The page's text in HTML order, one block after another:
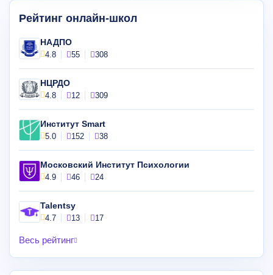
Рейтинг онлайн-школ
НАДПО
4.8 55 308
НЦРДО
4.8 12 309
Институт Smart
5.0 152 38
Московский Институт Психологии
4.9 46 24
Talentsy
4.7 13 17
Весь рейтинг